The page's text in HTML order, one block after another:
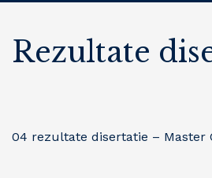
Rezultate
04 rezultate disertatie – Master